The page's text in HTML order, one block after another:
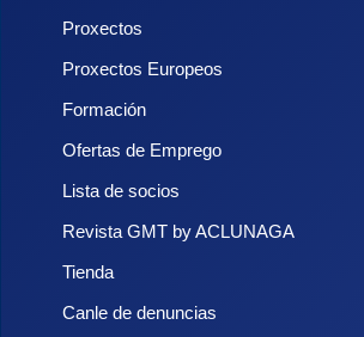
Proxectos
Proxectos Europeos
Formación
Ofertas de Emprego
Lista de socios
Revista GMT by ACLUNAGA
Tienda
Canle de denuncias